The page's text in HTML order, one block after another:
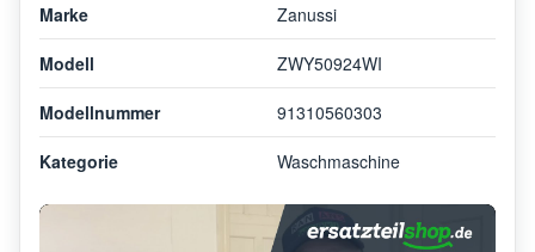
Marke Zanussi
Modell ZWY50924WI
Modellnummer 91310560303
Kategorie Waschmaschine